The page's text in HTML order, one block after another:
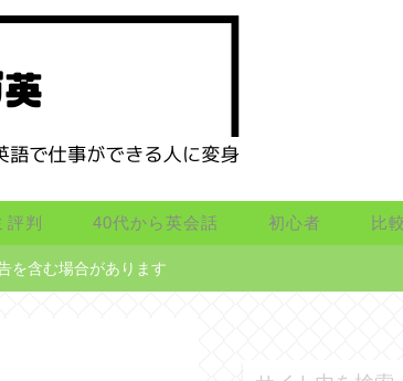
評判 40代から英会話 初心者 比較
を含む場合があります